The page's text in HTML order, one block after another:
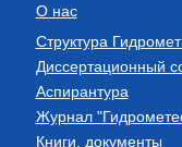
О нас
Структура
Диссертационный
Аспирантура
Журнал
Книги, документы